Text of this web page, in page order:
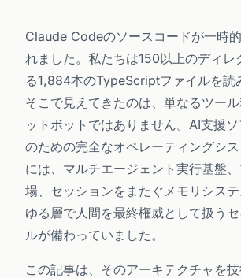
Claude Codeのソースコードが一時
れました。私たちは150以上のディレ
る1,884本のTypeScriptファイルを読
そこで見えてきたのは、単なるツー
ットボットではありません。AI支援
のための完全なオペレーティングシ
には、マルチエージェント実行基盤
場、セッションをまたぐメモリシス
ゆる層で人間を最終権威として扱う
ルが備わっていました。
この記事は、そのアーキテクチャを